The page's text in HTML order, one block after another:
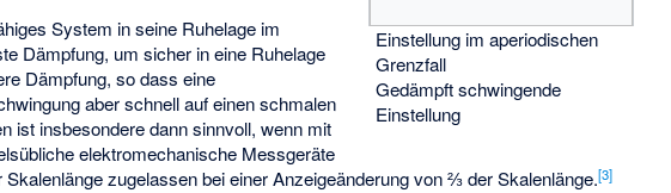
Einstellung im aperiodischen
Grenzfall
Gedämpft schwingende
Einstellung
System in seine Ruhelage im
Dämpfung, um sicher in eine Ruhelage
Dämpfung, so dass eine
aber schnell auf einen schmalen
ist insbesondere dann sinnvoll, wenn mit
elektromechanische Messgeräte
zugelassen bei einer Anzeigeänderung von ⅔ der Skalenlänge.[3]